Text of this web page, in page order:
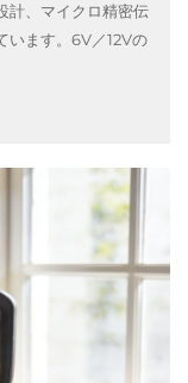
計、マイクロ精密伝
います。6V／12Vの